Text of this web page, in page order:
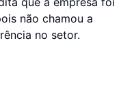
não chamou a
no setor.